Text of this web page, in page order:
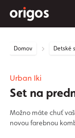
Domov Detské
Urban Iki
Set na
Možno máte chuť
novou farebnou